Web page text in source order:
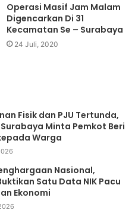
Operasi Masif Jam Malam
Digencarkan Di 31
Kecamatan Se – Surabaya
24 Juli, 2020
Fisik dan PJU Tertunda,
Surabaya Minta Pemkot Beri
Warga
Nasional,
Satu Data NIK Pacu
Ekonomi